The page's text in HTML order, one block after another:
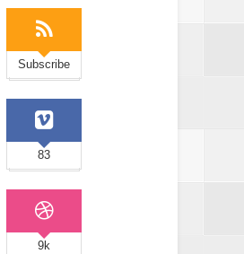
Subscribe
83
9k